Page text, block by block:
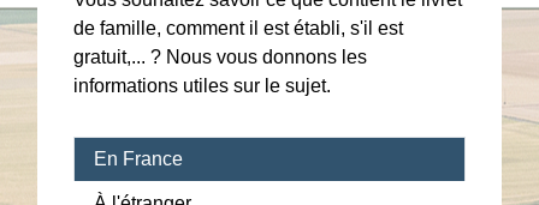
de famille, comment il est établi, s'il est
gratuit,... ? Nous vous donnons les
informations utiles sur le sujet.
En France